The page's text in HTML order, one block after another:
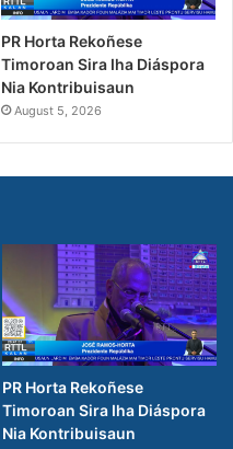
PR Horta Rekoñese
Timoroan Sira Iha Diáspora
Nia Kontribuisaun
August 5, 2026
PR Horta Rekoñese
Timoroan Sira Iha Diáspora
Nia Kontribuisaun